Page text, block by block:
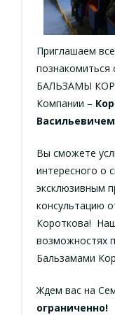
Приглашаем
познакомиться
БАЛЬЗАМЫ
Компании –
Васильевичем
Вы сможете
интересного о
эксклюзивным
консультацию
Короткова!
возможностях
Бальзамами
Ждем вас на
ограниченно!